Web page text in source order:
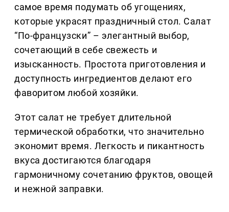
самое время подумать об угощениях,
которые украсят праздничный стол. Салат
“По-французски” – элегантный выбор,
сочетающий в себе свежесть и
изысканность. Простота приготовления и
доступность ингредиентов делают его
фаворитом любой хозяйки.
Этот салат не требует длительной
термической обработки, что значительно
экономит время. Легкость и пикантность
вкуса достигаются благодаря
гармоничному сочетанию фруктов, овощей
и нежной заправки.